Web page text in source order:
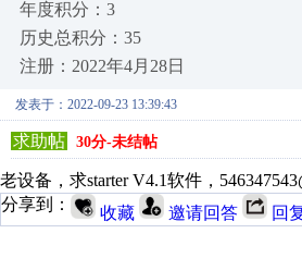
年度积分：3
历史总积分：35
注册：2022年4月28日
发表于：2022-09-23 13:39:43
求助帖 30分-未结帖
老设备，求starter V4.1软件，
分享到：
收藏 邀请回答 回